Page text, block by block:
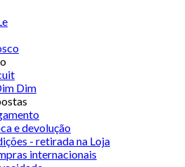
Dim
e devolução
- retirada na Loja
internacionais